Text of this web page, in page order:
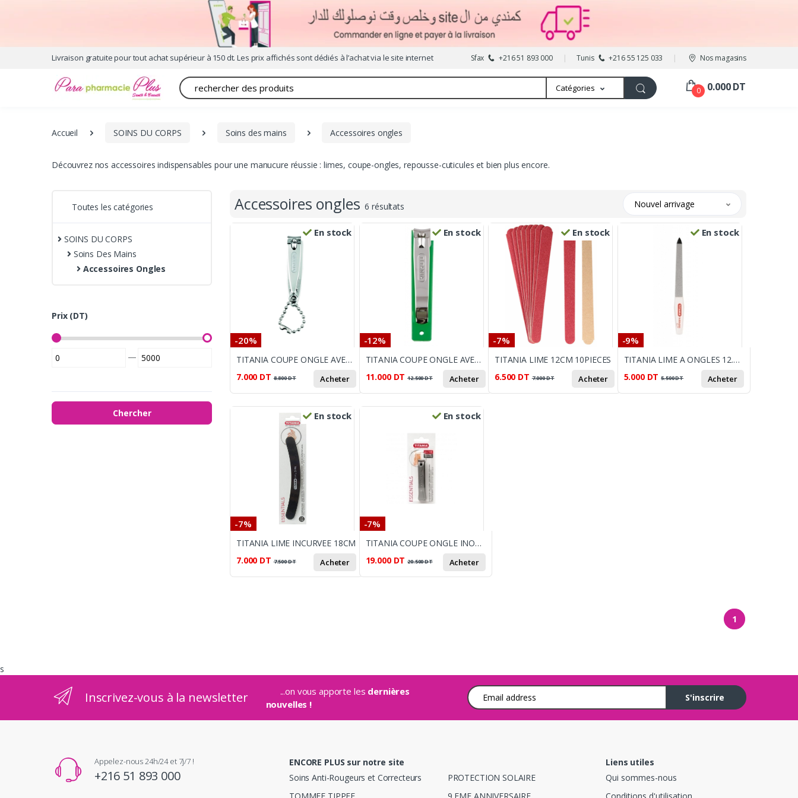
Livraison gratuite pour tout achat supérieur à 150 dt. Les prix affichés sont dédiés à l’achat via le site internet Sfax +216 51 893 000 Tunis +216 55 125 033 Nos magasins
Recherche Catégories 0 0.000 DT
Accueil SOINS DU CORPS Soins des mains Accessoires ongles
Découvrez nos accessoires indispensables pour une manucure réussie : limes, coupe-ongles, repousse-cuticules et bien plus encore.
Toutes les catégories
SOINS DU CORPS
Soins Des Mains
Accessoires Ongles
Prix (DT)
—
Chercher
Accessoires ongles 6 résultats Nouvel arrivage
En stock
-20%
TITANIA COUPE ONGLE AVEC CHAINE
7.000 DT 8.800DT Acheter
En stock
-12%
TITANIA COUPE ONGLE AVEC CUVETTE
11.000 DT 12.500DT Acheter
En stock
-7%
TITANIA LIME 12CM 10PIECES
6.500 DT 7.000DT Acheter
En stock
-9%
TITANIA LIME A ONGLES 12.5CM
5.000 DT 5.500DT Acheter
En stock
-7%
TITANIA LIME INCURVEE 18CM
7.000 DT 7.500DT Acheter
En stock
-7%
TITANIA COUPE ONGLE INOX 9CM GM
19.000 DT 20.500DT Acheter
1
s
Inscrivez-vous à la newsletter ...on vous apporte les dernières
nouvelles !
Adresse e-mail
S'inscrire
Appelez-nous 24h/24 et 7j/7 !
+216 51 893 000
ENCORE PLUS sur notre site
Soins Anti-Rougeurs et Correcteurs
PROTECTION SOLAIRE
Liens utiles
Qui sommes-nous